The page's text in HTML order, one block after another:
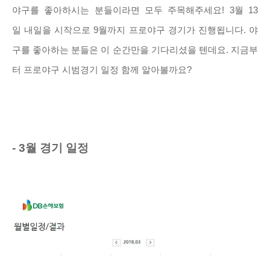
야구를 좋아하시는 분들이라면 모두 주목해주세요! 3월 13
일 내일을 시작으로 9월까지 프로야구 경기가 진행됩니다. 야
구를 좋아하는 분들은 이 순간만을 기다리셨을 텐데요. 지금부
터 프로야구 시범경기 일정 함께 알아볼까요?
- 3월 경기 일정